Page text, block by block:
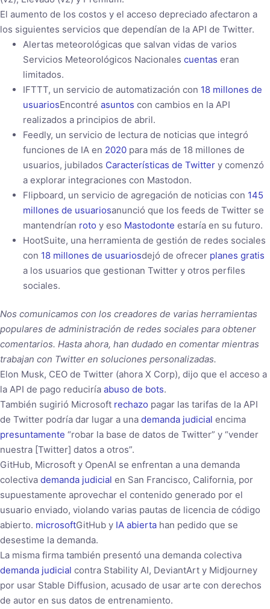
El aumento de los costos y el acceso depreciado afectaron a
los siguientes servicios que dependían de la API de Twitter.
Alertas meteorológicas que salvan vidas de varios
Servicios Meteorológicos Nacionales cuentas eran
limitados.
IFTTT, un servicio de automatización con 18 millones de
usuariosEncontré asuntos con cambios en la API
realizados a principios de abril.
Feedly, un servicio de lectura de noticias que integró
funciones de IA en 2020para más de 18 millones de
usuarios, jubilados Características de Twittery comenzó
a explorar integraciones con Mastodon.
Flipboard, un servicio de agregación de noticias con 145
millones de usuariosanunció que los feeds de Twitter se
mantendrían roto y eso Mastodonte estaría en su futuro.
HootSuite, una herramienta de gestión de redes sociales
con 18 millones de usuariosdejó de ofrecer planes gratis
a los usuarios que gestionan Twitter y otros perfiles
sociales.
Nos comunicamos con los creadores de varias herramientas
populares de administración de redes sociales para obtener
comentarios. Hasta ahora, han dudado en comentar mientras
trabajan con Twitter en soluciones personalizadas.
Elon Musk, CEO de Twitter (ahora X Corp), dijo que el acceso a
la API de pago reduciría abuso de bots.
También sugirió Microsoft rechazo pagar las tarifas de la API
de Twitter podría dar lugar a una demanda judicial encima
presuntamente “robar la base de datos de Twitter” y “vender
nuestra [Twitter] datos a otros”.
GitHub, Microsoft y OpenAI se enfrentan a una demanda
colectiva demanda judicial en San Francisco, California, por
supuestamente aprovechar el contenido generado por el
usuario enviado, violando varias pautas de licencia de código
abierto. microsoftGitHub y IA abierta han pedido que se
desestime la demanda.
La misma firma también presentó una demanda colectiva
demanda judicial contra Stability AI, DeviantArt y Midjourney
por usar Stable Diffusion, acusado de usar arte con derechos
de autor en sus datos de entrenamiento.